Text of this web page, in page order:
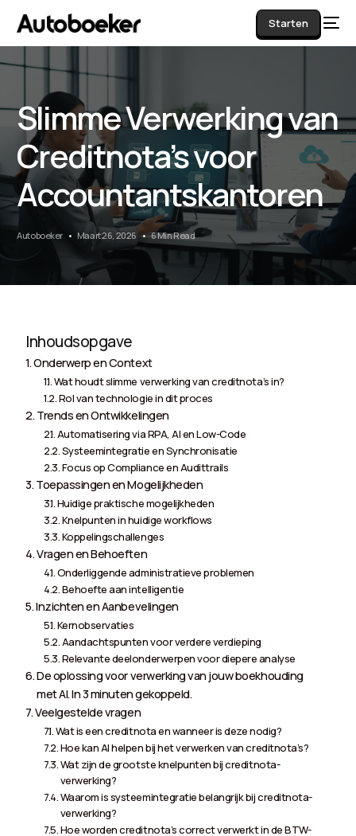
Starten
Slimme Verwerking van
Creditnota’s voor
Accountantskantoren
Autoboeker Maart 26, 2026 6 Min Read
Inhoudsopgave
Onderwerp en Context
Wat houdt slimme verwerking van creditnota’s in?
Rol van technologie in dit proces
Trends en Ontwikkelingen
Automatisering via RPA, AI en Low-Code
Systeemintegratie en Synchronisatie
Focus op Compliance en Audittrails
Toepassingen en Mogelijkheden
Huidige praktische mogelijkheden
Knelpunten in huidige workflows
Koppelingschallenges
Vragen en Behoeften
Onderliggende administratieve problemen
Behoefte aan intelligentie
Inzichten en Aanbevelingen
Kernobservaties
Aandachtspunten voor verdere verdieping
Relevante deelonderwerpen voor diepere analyse
De oplossing voor verwerking van jouw boekhouding
met AI. In 3 minuten gekoppeld.
Veelgestelde vragen
Wat is een creditnota en wanneer is deze nodig?
Hoe kan AI helpen bij het verwerken van creditnota’s?
Wat zijn de grootste knelpunten bij creditnota-
verwerking?
Waarom is systeemintegratie belangrijk bij creditnota-
verwerking?
Hoe worden creditnota’s correct verwerkt in de BTW-
AI